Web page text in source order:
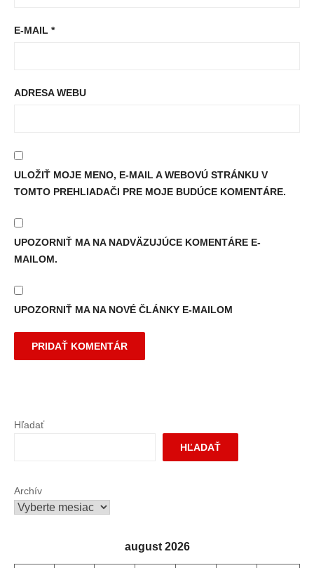
E-MAIL *
ADRESA WEBU
ULOŽIŤ MOJE MENO, E-MAIL A WEBOVÚ STRÁNKU V
TOMTO PREHLIADAČI PRE MOJE BUDÚCE KOMENTÁRE.
UPOZORNIŤ MA NA NADVÄZUJÚCE KOMENTÁRE E-
MAILOM.
UPOZORNIŤ MA NA NOVÉ ČLÁNKY E-MAILOM
Hľadať
HĽADAŤ
Archív
august 2026